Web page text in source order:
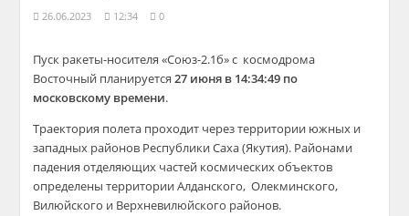
26.06.2023 12:34 0
Пуск ракеты-носителя «Союз-2.1б» с космодрома
Восточный планируется27 июня в 14:34:49 по
московскому времени.
Траектория полета проходит через территории южных и
западных районов Республики Саха (Якутия). Районами
падения отделяющих частей космических объектов
определены территории Алданского, Олекминского,
Вилюйского и Верхневилюйского районов.